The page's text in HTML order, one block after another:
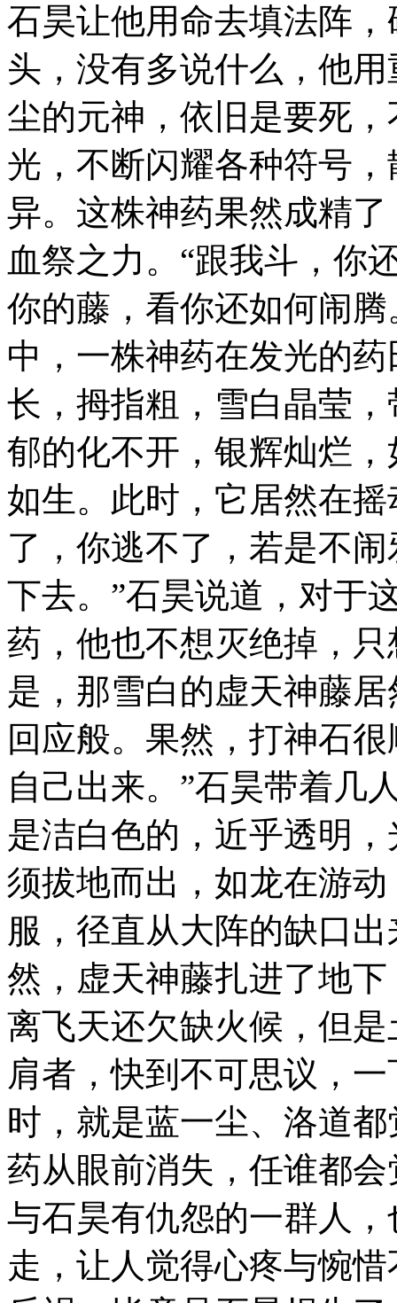
石昊让他用命去填法阵
头，没有多说什么，他
尘的元神，依旧是要死
光，不断闪耀各种符号
异。这株神药果然成精
血祭之力。“跟我斗，你
你的藤，看你还如何闹
中，一株神药在发光的
长，拇指粗，雪白晶莹
郁的化不开，银辉灿烂
如生。此时，它居然在
了，你逃不了，若是不
下去。”石昊说道，对于
药，他也不想灭绝掉，
是，那雪白的虚天神藤
回应般。果然，打神石
自己出来。”石昊带着几
是洁白色的，近乎透明
须拔地而出，如龙在游
服，径直从大阵的缺口
然，虚天神藤扎进了地
离飞天还欠缺火候，但
肩者，快到不可思议，
时，就是蓝一尘、洛道
药从眼前消失，任谁都
与石昊有仇怨的一群人
走，让人觉得心疼与惋